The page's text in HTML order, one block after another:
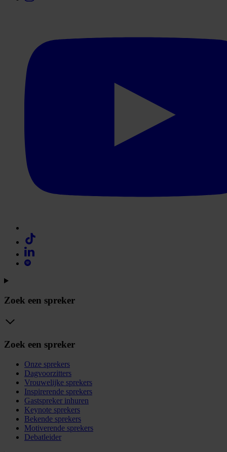
Zoek een spreker
Zoek een spreker
Onze sprekers
Dagvoorzitters
Vrouwelijke sprekers
Inspirerende sprekers
Gastspreker inhuren
Keynote sprekers
Bekende sprekers
Motiverende sprekers
Debatleider